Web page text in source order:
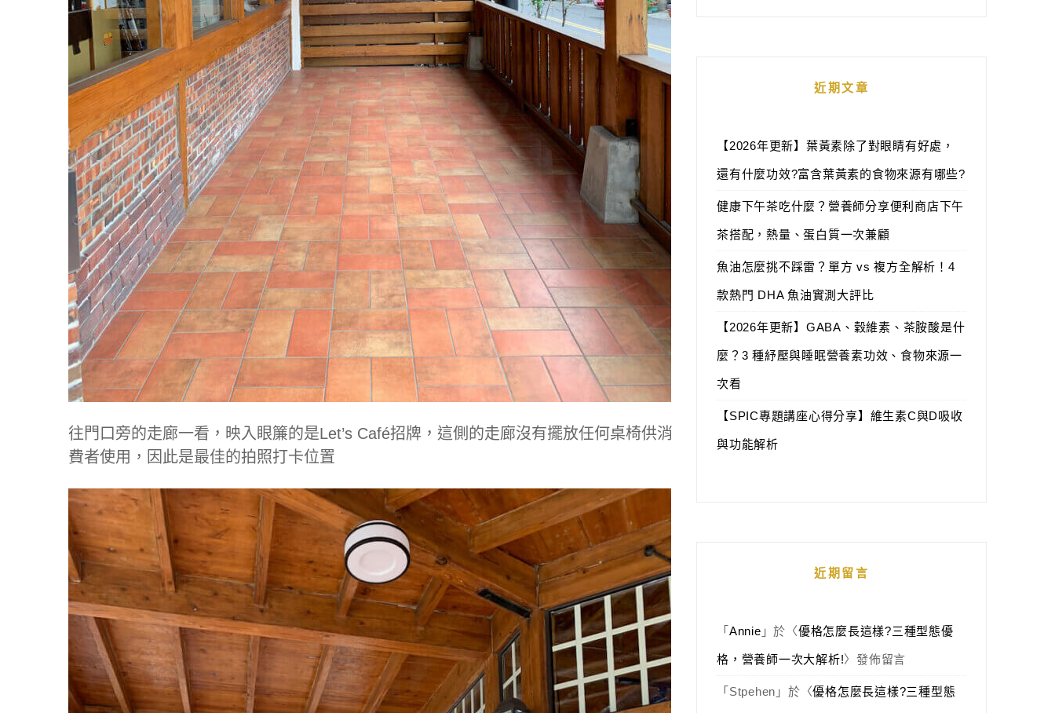
往門口旁的走廊一看，映入眼簾的是Let’s Café招牌，這側的走廊沒有擺放任何桌椅供消
費者使用，因此是最佳的拍照打卡位置
近期文章
【2026年更新】葉黃素除了對眼睛有好處，
還有什麼功效?富含葉黃素的食物來源有哪些?
健康下午茶吃什麼？營養師分享便利商店下午
茶搭配，熱量、蛋白質一次兼顧
魚油怎麼挑不踩雷？單方 vs 複方全解析！4
款熱門 DHA 魚油實測大評比
【2026年更新】GABA、穀維素、茶胺酸是什
麼？3 種紓壓與睡眠營養素功效、食物來源一
次看
【SPIC專題講座心得分享】維生素C與D吸收
與功能解析
近期留言
「 Annie 」於〈優格怎麼長這樣?三種型態優
格，營養師一次大解析!〉發佈留言
「 Stpehen 」於〈優格怎麼長這樣?三種型態